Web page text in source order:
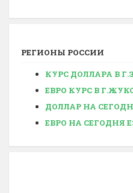
РЕГИОНЫ РОССИИ
КУРС ДОЛЛАРА В
ЕВРО КУРС В
ДОЛЛАР НА
ЕВРО НА СЕГОДНЯ